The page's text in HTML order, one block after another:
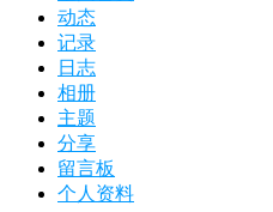
动态
记录
日志
相册
主题
分享
留言板
个人资料